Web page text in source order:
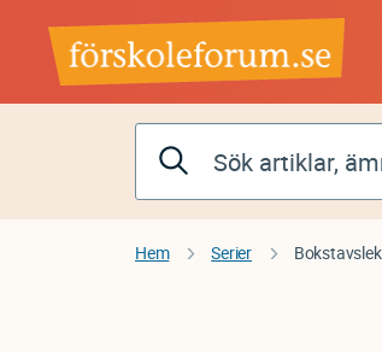
huvudinnehåll
Hem Serier